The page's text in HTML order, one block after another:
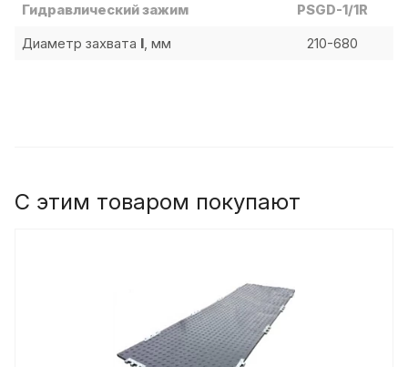
Гидравлический зажим PSGD-1/1R
Диаметр захвата l, мм 210-680
С этим товаром покупают